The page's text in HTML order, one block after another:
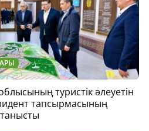
туристік әлеуетін
тапсырмасының